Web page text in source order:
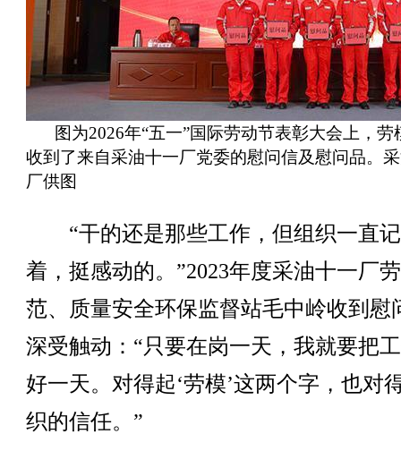
图为2026年“五一”国际劳动节表彰大会上，劳
收到了来自采油十一厂党委的慰问信及慰问品。
厂供图
“干的还是那些工作，但组织一直
着，挺感动的。”2023年度采油十一厂
范、质量安全环保监督站毛中岭收到慰
深受触动：“只要在岗一天，我就要把
好一天。对得起‘劳模’这两个字，也对
织的信任。”